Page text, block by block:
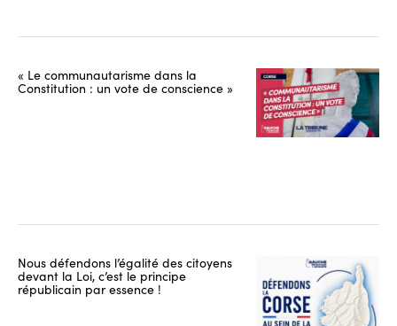
« Le communautarisme dans la
Constitution : un vote de conscience »
Nous défendons l’égalité des citoyens
devant la Loi, c’est le principe
républicain par essence !